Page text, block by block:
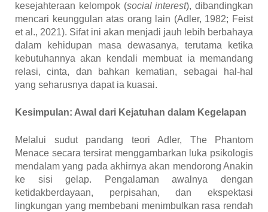
kesejahteraan kelompok (social interest), dibandingkan
mencari keunggulan atas orang lain (Adler, 1982; Feist
et al., 2021). Sifat ini akan menjadi jauh lebih berbahaya
dalam kehidupan masa dewasanya, terutama ketika
kebutuhannya akan kendali membuat ia memandang
relasi, cinta, dan bahkan kematian, sebagai hal-hal
yang seharusnya dapat ia kuasai.
Kesimpulan: Awal dari Kejatuhan dalam Kegelapan
Melalui sudut pandang teori Adler, The Phantom
Menace secara tersirat menggambarkan luka psikologis
mendalam yang pada akhirnya akan mendorong Anakin
ke sisi gelap. Pengalaman awalnya dengan
ketidakberdayaan, perpisahan, dan ekspektasi
lingkungan yang membebani menimbulkan rasa rendah